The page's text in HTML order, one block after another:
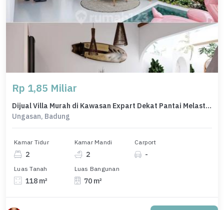
Rp 1,85 Miliar
Dijual Villa Murah di Kawasan Expart Dekat Pantai Melasti Ungasan
Ungasan, Badung
Kamar Tidur
2
Kamar Mandi
2
Carport
-
Luas Tanah
118 m²
Luas Bangunan
70 m²